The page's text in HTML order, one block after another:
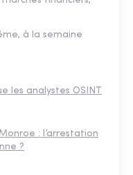
à la semaine
les analystes OSINT
: l’arrestation
?